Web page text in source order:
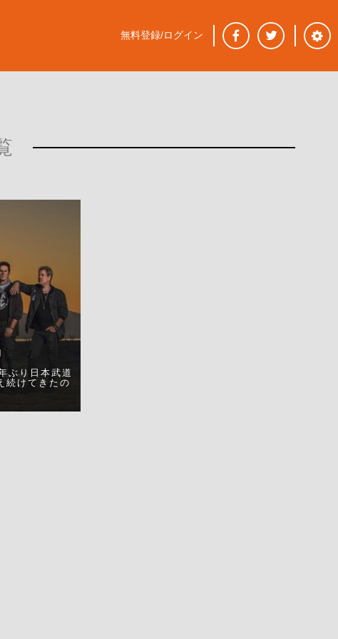
ぶり日本武道
続けてきたの
無料登録/ログイン